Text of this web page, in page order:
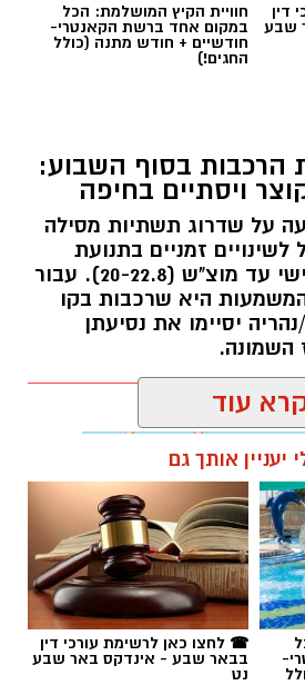
בחברה הערבית
"רשת ברזל" עליו הנחה
בסוף השבוע שוטרי
מג"ב דרום בפעילות
הירי והחזקת האמל"ח
נשקים, סיכול אירועי ירי
דין
שבע
חוויית הקיץ המושלמת: הכל
במקום אחד ברשת הקאנטרי-
חודשיים + חודש מתנה (כולל
החגים!)
הרכבות בסוף השבוע:
ויסתיים בחיפה
על שדרוג תשתיות מסילה
לשינויים זמניים בתנועת
הרכבות בימים חמישי עד מוצ"ש (20-22.8). עבור
היא שרכבות בקו
יסיימו את נסיעתן
השמונה.
עוד
יעניין אותך גם
☎ לחצו כאן לרשימת עורכי דין
בבאר שבע - אינדקס באר שבע
נט